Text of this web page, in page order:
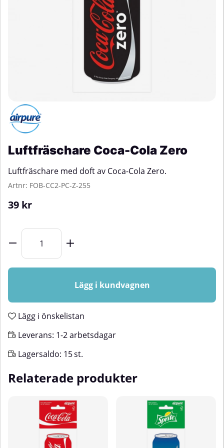
Luftfräschare Coca-Cola Zero
Luftfräschare med doft av Coca-Cola Zero.
Artnr: FOB-CC2-PC-Z-255
39 kr
Lägg i kundvagnen
Lägg i önskelistan
Leverans: 1-2 arbetsdagar
Lagersaldo: 15st.
Relaterade produkter